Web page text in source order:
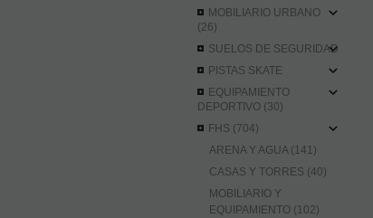
MOBILIARIO URBANO
(26)
SUELOS DE SEGURIDAD
PISTAS SKATE
EQUIPAMIENTO
DEPORTIVO (30)
FHS (704)
ARENA Y AGUA (141)
CASAS Y TORRES (40)
MOBILIARIO Y
EQUIPAMIENTO (102)